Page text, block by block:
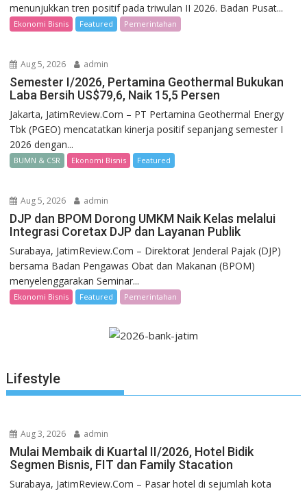
menunjukkan tren positif pada triwulan II 2026. Badan Pusat...
Ekonomi Bisnis Featured Pemerintahan
Aug 5, 2026 admin
Semester I/2026, Pertamina Geothermal Bukukan
Laba Bersih US$79,6, Naik 15,5 Persen
Jakarta, JatimReview.Com – PT Pertamina Geothermal Energy
Tbk (PGEO) mencatatkan kinerja positif sepanjang semester I
2026 dengan...
BUMN & CSR Ekonomi Bisnis Featured
Aug 5, 2026 admin
DJP dan BPOM Dorong UMKM Naik Kelas melalui
Integrasi Coretax DJP dan Layanan Publik
Surabaya, JatimReview.Com – Direktorat Jenderal Pajak (DJP)
bersama Badan Pengawas Obat dan Makanan (BPOM)
menyelenggarakan Seminar...
Ekonomi Bisnis Featured Pemerintahan
Lifestyle
Aug 3, 2026 admin
Mulai Membaik di Kuartal II/2026, Hotel Bidik
Segmen Bisnis, FIT dan Family Stacation
Surabaya, JatimReview.Com – Pasar hotel di sejumlah kota